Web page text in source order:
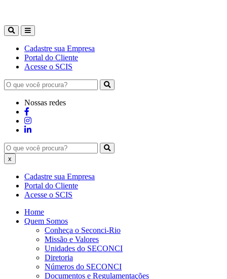
Cadastre sua Empresa
Portal do Cliente
Acesse o SCIS
Nossas redes
x
Cadastre sua Empresa
Portal do Cliente
Acesse o SCIS
Home
Quem Somos
Conheça o Seconci-Rio
Missão e Valores
Unidades do SECONCI
Diretoria
Números do SECONCI
Documentos e Regulamentações